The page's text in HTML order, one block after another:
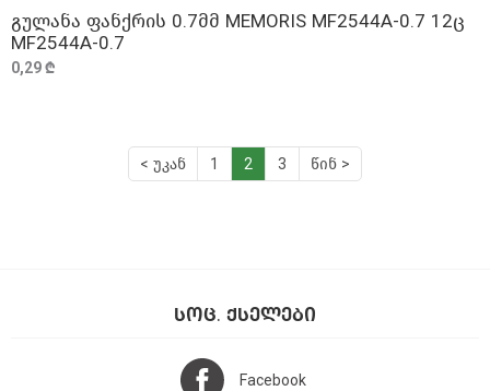
ᲓᲐᲛᲐᲢᲔᲑᲐ
გულანა ფანქრის 0.7მმ MEMORIS MF2544A-0.7 12ც
MF2544A-0.7
0,29 ₾
< უკან 1 2 3 წინ >
ᲡᲝᲪ. ᲥᲡᲔᲚᲔᲑᲘ
Facebook